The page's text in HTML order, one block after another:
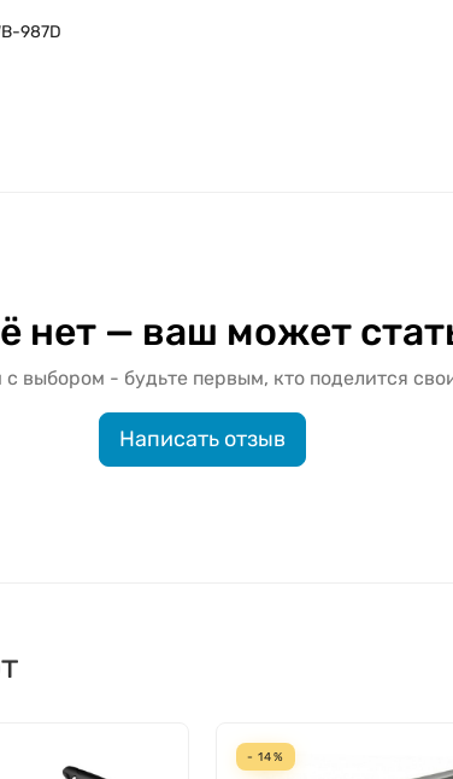
987D
нет — ваш может
с выбором - будьте первым, кто поделится
Написать отзыв
- 14%